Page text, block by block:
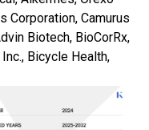
Corporation, Camurus
Biotech, BioCorRx,
Bicycle Health,